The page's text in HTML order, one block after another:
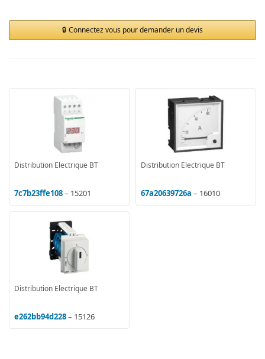
Connectez vous pour demander un devis
Distribution Electrique BT
7c7b23ffe108– 15201
Distribution Electrique BT
67a20639726a – 16010
Distribution Electrique BT
e262bb94d228– 15126